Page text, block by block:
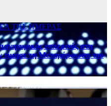
ΤΗΣ ΗΜΕΡΑΣ
εσπερινός στη
τίμησε τη Μεταμόρφωση του